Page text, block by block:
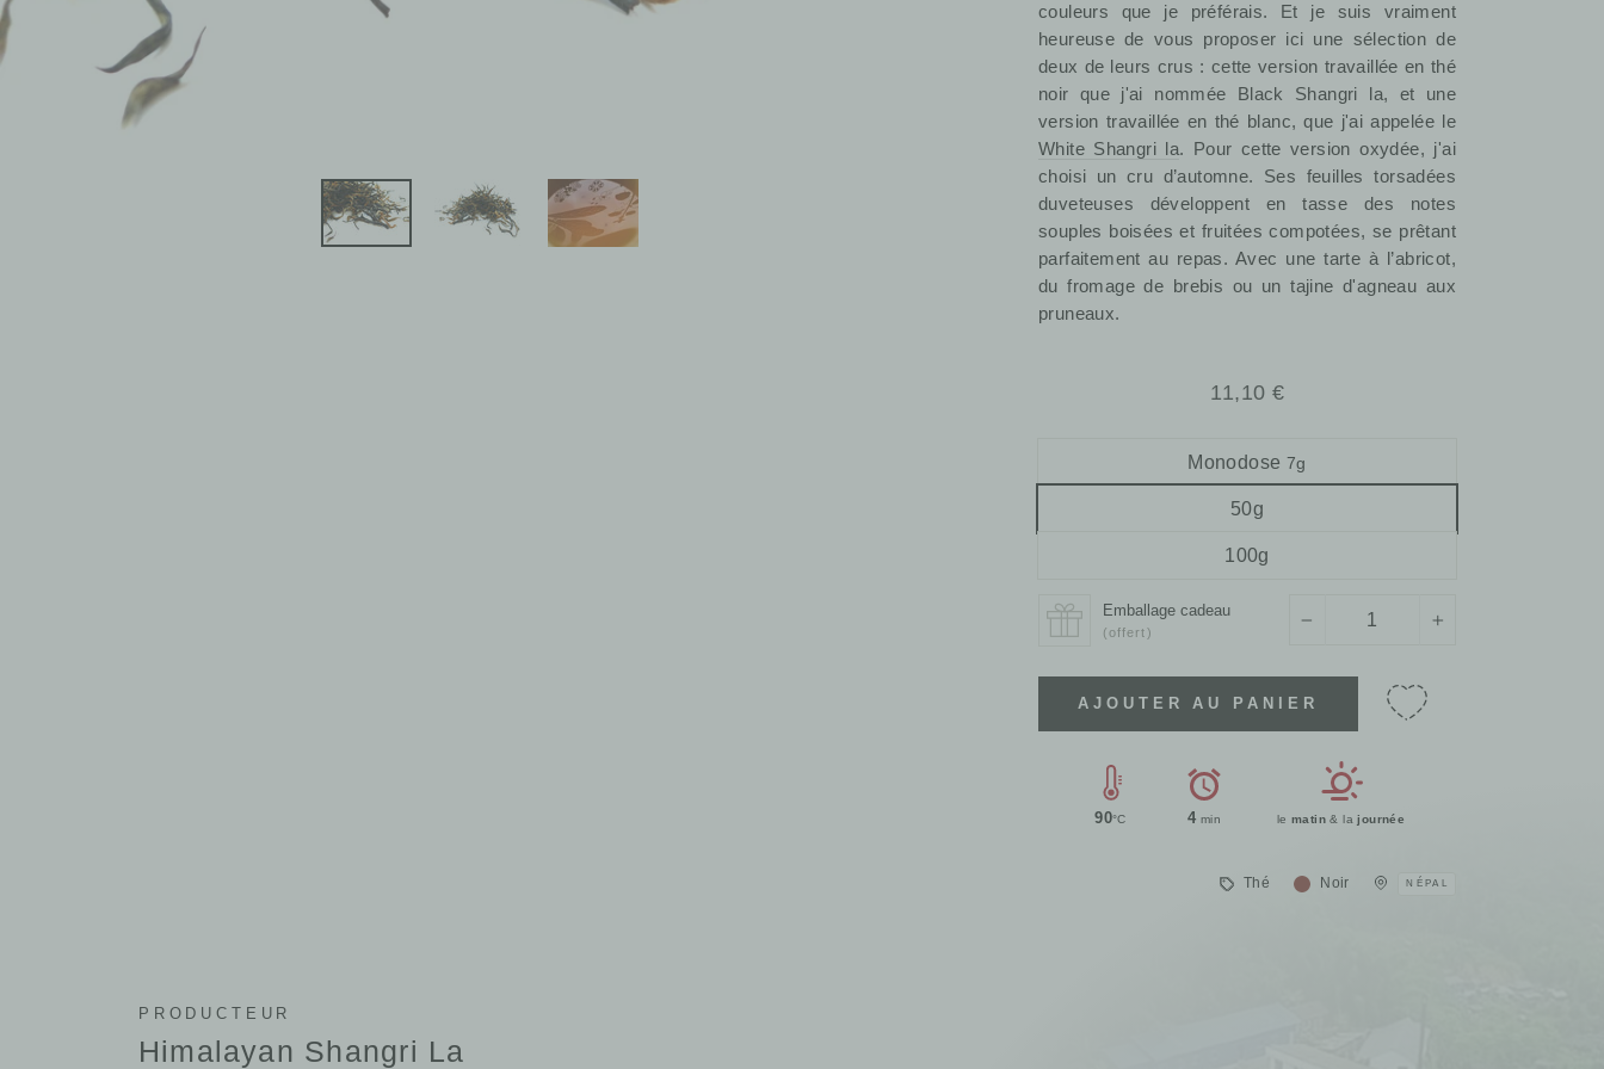
couleurs que je préférais. Et je suis vraiment
heureuse de vous proposer ici une sélection de
deux de leurs crus : cette version travaillée en thé
noir que j'ai nommée Black Shangri la, et une
version travaillée en thé blanc, que j'ai appelée le
White Shangri la. Pour cette version oxydée, j'ai
choisi un cru d’automne. Ses feuilles torsadées
duveteuses développent en tasse des notes
souples boisées et fruitées compotées, se prêtant
parfaitement au repas. Avec une tarte à l’abricot,
du fromage de brebis ou un tajine d'agneau aux
pruneaux.
Prix
11,10 €
Monodose 7g
50g
100g
Emballage cadeau
(offert)
AJOUTER AU PANIER
90°C 4 min lematin & lajournée
Thé Noir NÉPAL
PRODUCTEUR
Himalayan Shangri La